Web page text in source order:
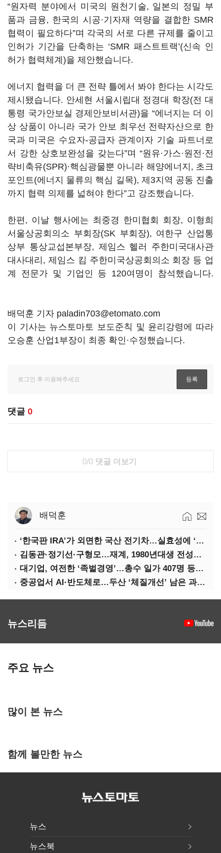
“원자력 분야에서 미국의 원천기술, 일본의 정밀 부
품과 금융, 한국의 시공·기자재 역량을 결합한 SMR
협력이 필요하다”며 각국의 서로 다른 규제를 줄이고
인허가 기간을 단축하는 ‘SMR 패스트트랙’(신속 인
허가 협력체계 )을 제안했습니다.
에너지 협력을 더 큰 전략 틀에서 봐야 한다는 시각도
제시됐습니다. 안세현 서울시립대 정경대 학장(전 대
통령 국가안보실 경제안보비서관)을 “에너지는 더 이
상 상품이 아니라 국가 안보 최우선 전략자산으로 한
국과 미국은 수요자-공급자 관계이자 기술 파트너로
서 강한 상호보완성을 갖는다”며 “원유·가스·원전·전
략비축유(SPR)·핵심광물뿐 아니라 해양에너지 , 초크
포인트(에너지 물류의 핵심 길목), 제 3지역 공동 진출
까지 협력 의제를 넓혀야 한다”고 강조했습니다.
한편, 이날 행사에는 최중경 한미협회 회장, 이형희
서울상공회의소 부회장(SK 부회장), 여한구 산업통
상부 통상교섭본부장, 제임스 헬러 주한미국대사관
대사대리 , 제임스 킴 주한미국상공회의소 회장 등 업
계 전문가 및 기업인 등 120여명이 참석했습니다.
배덕훈 기자 paladin703@etomato.com
이 기사는 뉴스토마토 보도준칙 및 윤리강령에 따라
오승훈 산업1부장이 최종 확인·수정했습니다.
댓글 0
0/0 댓글 더보기
배덕훈
‘한국판 IRA’가 외면한 국산 전기차…실효성에 ‘의문’
김동관·정기선·구형모…재계, 1980년대생 전성시대
대기업, 여전한 ‘족벌경영’…총수 일가 407명 등기임원
중공업서 AI·반도체로…두산 ‘체질개선’ 남은 과제는
뉴스리듬
주요 뉴스
많이 본 뉴스
함께 볼만한 뉴스
뉴스
뉴스북